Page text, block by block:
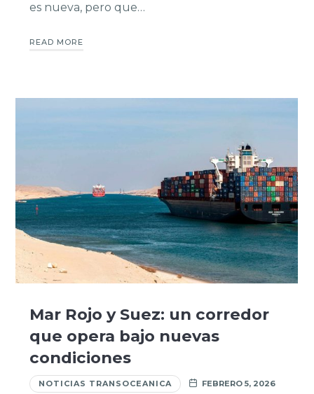
es nueva, pero que…
READ MORE
Mar Rojo y Suez: un corredor
que opera bajo nuevas
condiciones
NOTICIAS TRANSOCEANICA FEBRERO 5, 2026